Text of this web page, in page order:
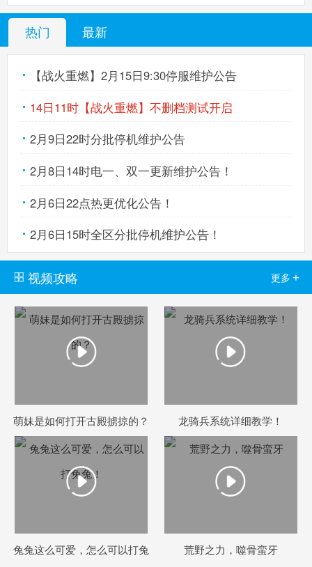
索
热门 最新
【战火重燃】2月15日9:30停服维护公告
14日11时【战火重燃】不删档测试开启
2月9日22时分批停机维护公告
2月8日14时电一、双一更新维护公告！
2月6日22点热更优化公告！
2月6日15时全区分批停机维护公告！
视频攻略 更多 +
萌妹是如何打开古殿掳掠的？ 龙骑兵系统详细教学！
兔兔这么可爱，怎么可以打兔 荒野之力，噬骨蛮牙